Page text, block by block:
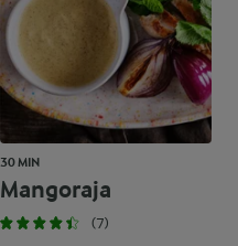
30 MIN
Mangoraja
(7)